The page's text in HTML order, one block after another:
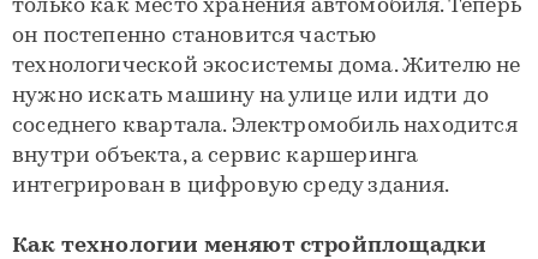
только как место хранения автомобиля. Теперь
он постепенно становится частью
технологической экосистемы дома. Жителю не
нужно искать машину на улице или идти до
соседнего квартала. Электромобиль находится
внутри объекта, а сервис каршеринга
интегрирован в цифровую среду здания.
Как технологии меняют стройплощадки